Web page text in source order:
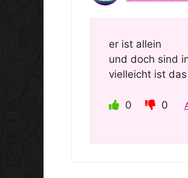
er ist allein
und doch sind
vielleicht ist
0 0